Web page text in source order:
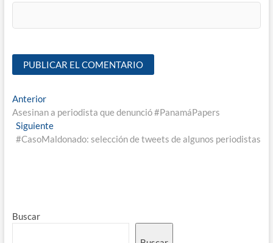
Anterior
Asesinan a periodista que denunció #PanamáPapers
Siguiente
#CasoMaldonado: selección de tweets de algunos periodistas
Buscar